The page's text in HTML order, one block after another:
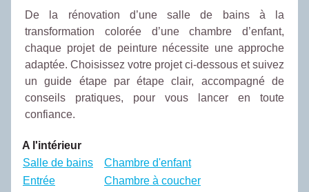
De la rénovation d’une salle de bains à la
transformation colorée d’une chambre d’enfant,
chaque projet de peinture nécessite une approche
adaptée. Choisissez votre projet ci-dessous et suivez
un guide étape par étape clair, accompagné de
conseils pratiques, pour vous lancer en toute
confiance.
A l'intérieur
Salle de bains
Chambre d'enfant
Entrée
Chambre à coucher